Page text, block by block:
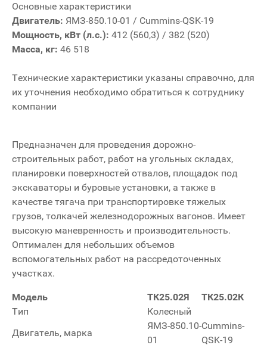
Основные характеристики
Двигатель: ЯМЗ-850.10-01 / Cummins-QSK-19
Мощность, кВт (л.с.): 412 (560,3) / 382 (520)
Масса, кг: 46 518
Технические характеристики указаны справочно, для
их уточнения необходимо обратиться к сотруднику
компании
Предназначен для проведения дорожно-
строительных работ, работ на угольных складах,
планировки поверхностей отвалов, площадок под
экскаваторы и буровые установки, а также в
качестве тягача при транспортировке тяжелых
грузов, толкачей железнодорожных вагонов. Имеет
высокую маневренность и производительность.
Оптимален для небольших объемов
вспомогательных работ на рассредоточенных
участках.
Модель ТК25.02Я
ТК25.02К
Тип
Колесный
Двигатель, марка
ЯМЗ-850.10-
01
Cummins-
QSK-19